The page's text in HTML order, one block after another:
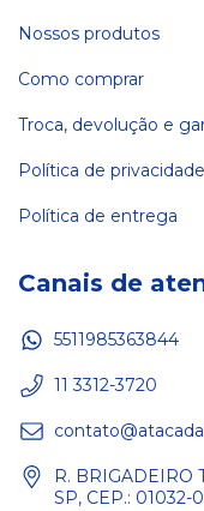
Nossos produtos
Como comprar
Troca, devolução e
Política de privacidade
Política de entrega
Canais de
5511985363844
11 3312-3720
R. BRIGADEIRO
SP, CEP.: 01032-